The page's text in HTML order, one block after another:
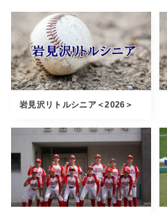
岩見沢リトルシニア＜2026＞